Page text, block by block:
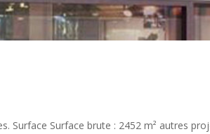
Surface Surface brute : 2452 m² autres